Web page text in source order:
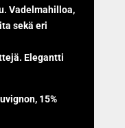
Vadelmahilloa,
sekä eri
Elegantti
15%